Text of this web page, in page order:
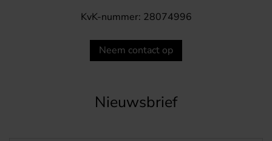
KvK-nummer: 28074996
Neem contact op
Nieuwsbrief